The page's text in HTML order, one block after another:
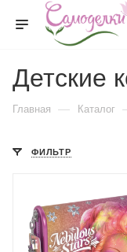
Детские
Главная — Каталог
ФИЛЬТР